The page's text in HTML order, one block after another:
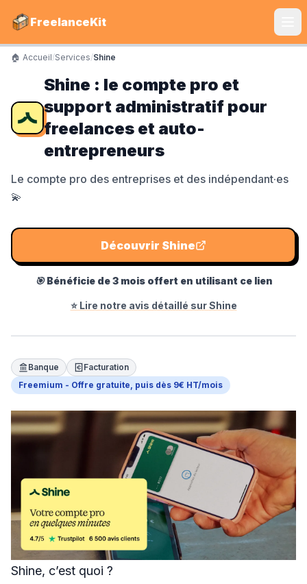
FreelanceKit
CATÉGORIES
Services
S'instruire
Boîte à Outils
Communiquer
LE TOP DU TOP
Abby
Shine
Donner mon avis
Sponsoriser FreelanceKit
🏠 Accueil/Services/Shine
Shine : le compte pro et
support administratif pour
freelances et auto-
entrepreneurs
Le compte pro des entreprises et des indépendant·es
💫
Découvrir Shine
🎯Bénéficie de 3 mois offert en utilisant ce lien
⭐ Lire notre avis détaillé surShine
Banque
Facturation
Freemium - Offre gratuite, puis dès 9€ HT/mois
Shine, c’est quoi ?